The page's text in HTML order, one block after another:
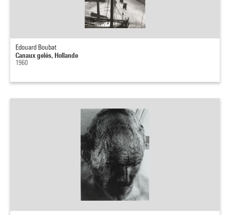
Edouard Boubat
Canaux gelés, Hollande
1960